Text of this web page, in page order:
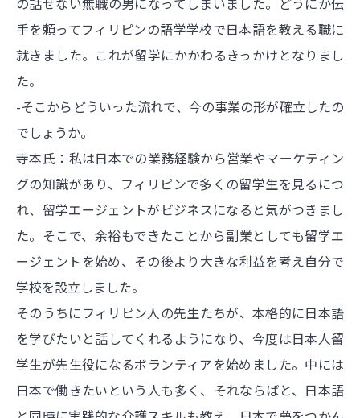
手を頼ってフィリピンの語学学校で日本語を教える職に
就きました。これが留学にかかわるきっかけとなりまし
た。
-そこからどういった流れで、今の事業の形が確立したの
でしょうか。
寺本氏：私は日本での業務経験から営業やマーケティン
グの知識があり、フィリピンで多くの留学生を見るにつ
れ、留学エージェントがビジネスになると気がつきまし
た。そこで、余裕もできたことから副業としても留学エ
ージェントを始め、その後より大きな利益を考え自分で
学校を設立しました。
そのうちにフィリピン人の先生たちが、本格的に日本語
を学びたいと話してくれるようになり、今度は日本人留
学生が先生役になるボランティアを始めました。中には
日本で働きたいという人も多く、それならばと、日本語